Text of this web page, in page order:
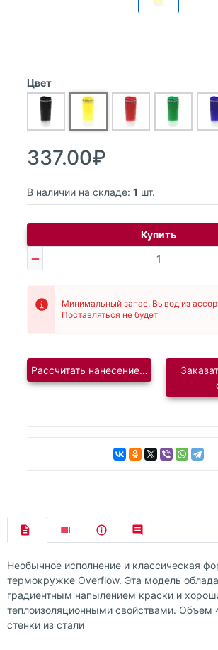
Цвет
337.00₽
В наличии на складе: 1 шт.
Купить
Минимальный запас. Вывод из
Поставляться не будет
Рассчитать нанесение логотипа
Необычное исполнение и классическая
термокружке Overflow. Эта модель
градиентным напылением краски и
теплоизоляционными свойствами. Объем
стенки из стали